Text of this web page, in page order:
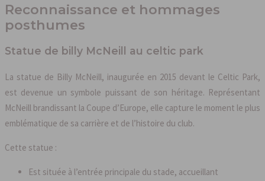
Reconnaissance et hommages
posthumes
Statue de billy McNeill au celtic park
La statue de Billy McNeill, inaugurée en 2015 devant le Celtic Park,
est devenue un symbole puissant de son héritage. Représentant
McNeill brandissant la Coupe d’Europe, elle capture le moment le plus
emblématique de sa carrière et de l’histoire du club.
Cette statue :
Est située à l’entrée principale du stade, accueillant